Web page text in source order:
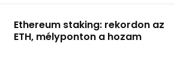
Ethereum staking: rekordon az
ETH, mélyponton a hozam